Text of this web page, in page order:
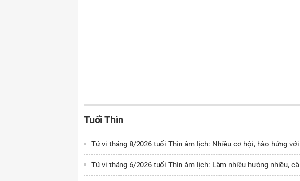
Tuổi Thìn
Tử vi tháng 8/2026 tuổi Thìn âm lịch: Nhiều cơ hội, hào hứng
Tử vi tháng 6/2026 tuổi Thìn âm lịch: Làm nhiều hưởng nhiều,